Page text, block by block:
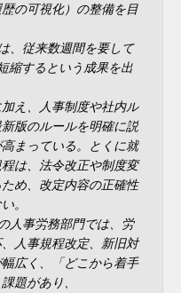
の可視化）の整備を目
、従来数週間を要して
縮するという成果を出
え、人事制度や社内ル
版のルールを明確に説
まっている。とくに就
は、法令改正や制度変
め、改定内容の正確性
。
人事労務部門では、労
人事規程改定、新旧対
広く、「どこから着手
題があり、